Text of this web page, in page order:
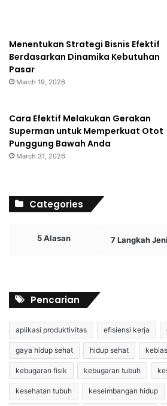
Menentukan Strategi Bisnis Efektif
Berdasarkan Dinamika Kebutuhan
Pasar
March 19, 2026
Cara Efektif Melakukan Gerakan
Superman untuk Memperkuat Otot
Punggung Bawah Anda
March 31, 2026
Categories
5 Alasan 7 Langkah
Pencarian
aplikasi produktivitas efisiensi kerja
gaya hidup sehat hidup sehat
kebugaran fisik kebugaran tubuh
kesehatan tubuh keseimbangan hidup